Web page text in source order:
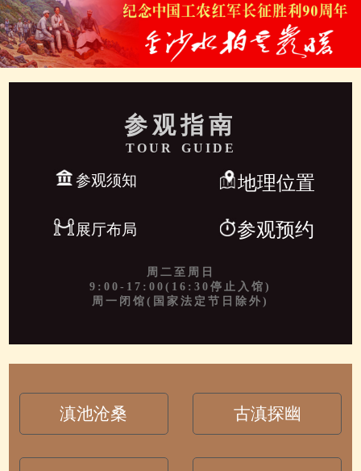
参观指南
TOUR GUIDE
参观须知 地理位置
展厅布局 参观预约
周二至周日
9:00-17:00(16:30停止入馆)
周一闭馆(国家法定节日除外)
滇池沧桑 古滇探幽